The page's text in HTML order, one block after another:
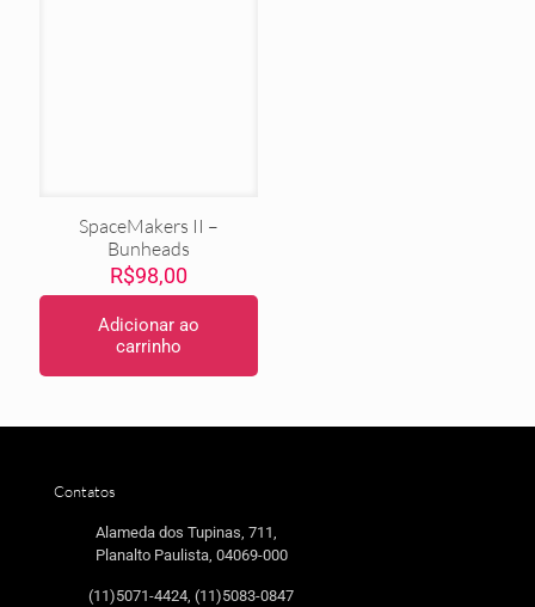
SpaceMakers II –
Bunheads
R$98,00
Adicionar ao
carrinho
Contatos
Alameda dos Tupinas, 711,
Planalto Paulista, 04069-000
(11)5071-4424, (11)5083-0847